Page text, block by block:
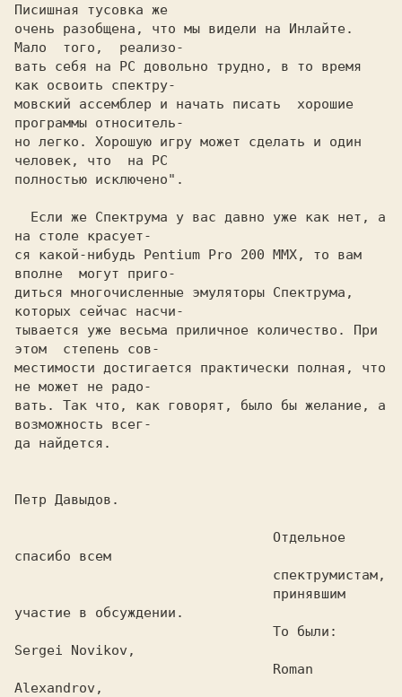
Писишная тусовка же
очень разобщена, что мы видели на Инлайте.
Мало  того,  реализо-
вать себя на PC довольно трудно, в то время
как освоить спектру-
мовский ассемблер и начать писать  хорошие
программы относитель-
но легко. Хорошую игру может сделать и один
человек, что  на PC
полностью исключено".
на столе красует-
ся какой-нибудь Pentium Pro 200 MMX, то вам
вполне  могут приго-
диться многочисленные эмуляторы Спектрума,
которых сейчас насчи-
тывается уже весьма приличное количество. При
этом  степень сов-
местимости достигается практически полная, что
не может не радо-
вать. Так что, как говорят, было бы желание, а
возможность всег-
да найдется.
Петр Давыдов.
спасибо всем
участие в обсуждении.
Sergei Novikov,
Alexandrov,